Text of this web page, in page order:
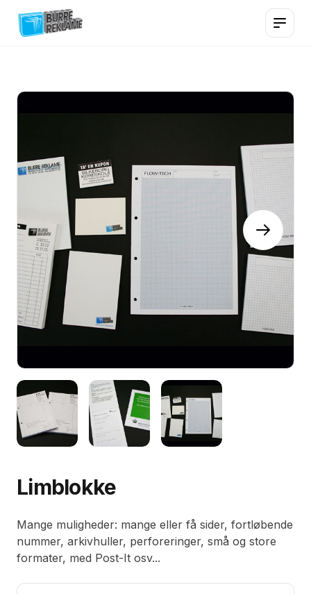
Limblokke
Produktbeskrivelse
Mange muligheder: mange eller få sider, fortløbende
nummer, arkivhuller, perforeringer, små og store
formater, med Post-It osv...
Bliv kontaktet